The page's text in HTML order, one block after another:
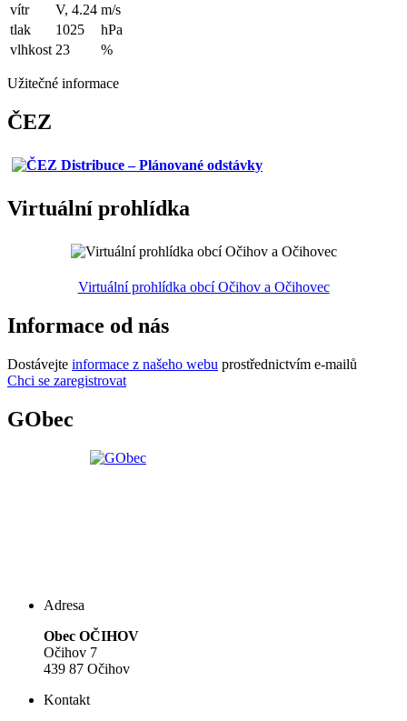
vítr
V, 4.24 m/s
tlak
1025
hPa
vlhkost 23 %
Užitečné informace
ČEZ
Virtuální prohlídka
Virtuální prohlídka obcí Očihov a Očihovec
Informace od nás
Dostávejte informace z našeho webu prostřednictvím e-mailů
Chci se zaregistrovat
GObec
Adresa
Obec OČIHOV
Očihov 7
439 87 Očihov
Kontakt